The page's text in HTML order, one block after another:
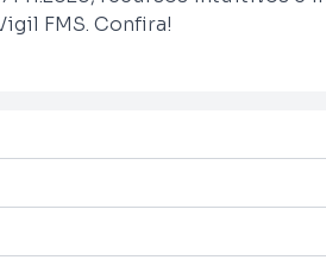
FMS. Confira!